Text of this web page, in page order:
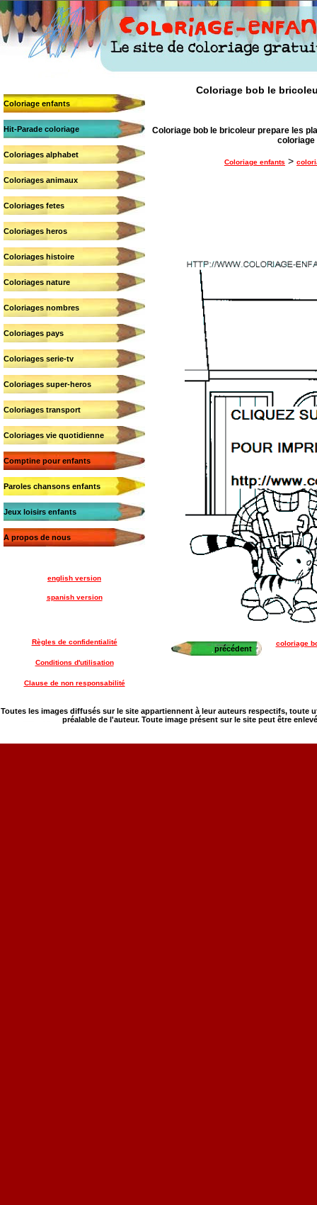
Coloriage enfants
Hit-Parade coloriage
Coloriages alphabet
Coloriages animaux
Coloriages fetes
Coloriages heros
Coloriages histoire
Coloriages nature
Coloriages nombres
Coloriages pays
Coloriages serie-tv
Coloriages super-heros
Coloriages transport
Coloriages vie quotidienne
Comptine pour enfants
Paroles chansons enfants
Jeux loisirs enfants
A propos de nous
english version
spanish version
Règles de confidentialité
Conditions d'utilisation
Clause de non responsabilité
Coloriage bob le
Coloriage bob le bricoleur prepare les
coloriage
Coloriage enfants >
précédent
coloriage
Toutes les images diffusés sur le site appartiennent à leur auteurs respectifs,
préalable de l'auteur. Toute image présent sur le site peut être